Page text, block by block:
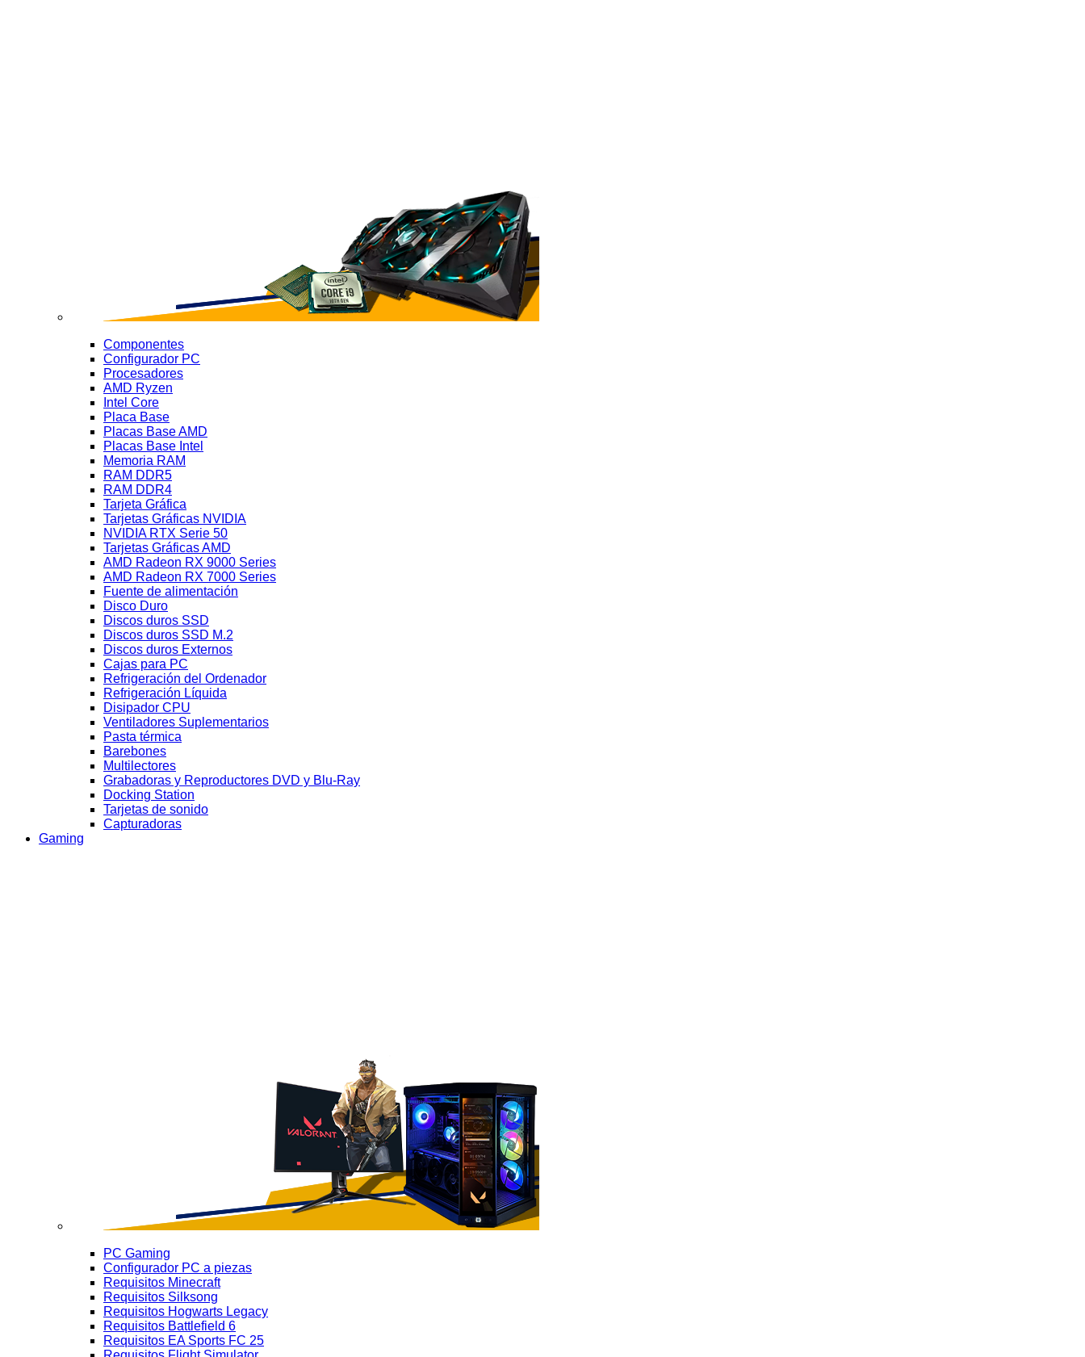
Componentes
Configurador PC
Procesadores
AMD Ryzen
Intel Core
Placa Base
Placas Base AMD
Placas Base Intel
Memoria RAM
RAM DDR5
RAM DDR4
Tarjeta Gráfica
Tarjetas Gráficas NVIDIA
NVIDIA RTX Serie 50
Tarjetas Gráficas AMD
AMD Radeon RX 9000 Series
AMD Radeon RX 7000 Series
Fuente de alimentación
Disco Duro
Discos duros SSD
Discos duros SSD M.2
Discos duros Externos
Cajas para PC
Refrigeración del Ordenador
Refrigeración Líquida
Disipador CPU
Ventiladores Suplementarios
Pasta térmica
Barebones
Multilectores
Grabadoras y Reproductores DVD y Blu-Ray
Docking Station
Tarjetas de sonido
Capturadoras
Gaming
PC Gaming
Configurador PC a piezas
Requisitos Minecraft
Requisitos Silksong
Requisitos Hogwarts Legacy
Requisitos Battlefield 6
Requisitos EA Sports FC 25